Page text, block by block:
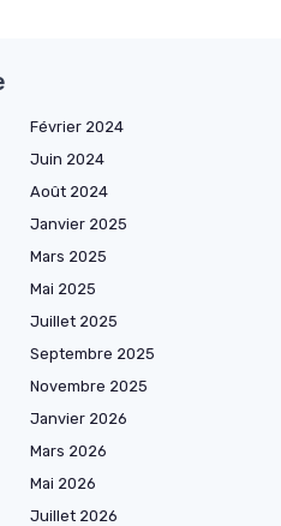
Février 2024
Juin 2024
Août 2024
Janvier 2025
Mars 2025
Mai 2025
Juillet 2025
Septembre 2025
Novembre 2025
Janvier 2026
Mars 2026
Mai 2026
Juillet 2026